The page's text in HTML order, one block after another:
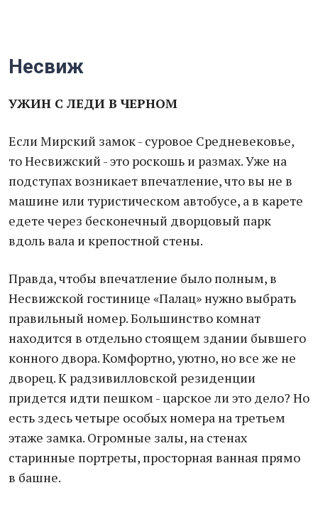
Несвиж
УЖИН С ЛЕДИ В ЧЕРНОМ
Если Мирский замок - суровое Средневековье,
то Несвижский - это роскошь и размах. Уже на
подступах возникает впечатление, что вы не в
машине или туристическом автобусе, а в карете
едете через бесконечный дворцовый парк
вдоль вала и крепостной стены.
Правда, чтобы впечатление было полным, в
Несвижской гостинице «Палац» нужно выбрать
правильный номер. Большинство комнат
находится в отдельно стоящем здании бывшего
конного двора. Комфортно, уютно, но все же не
дворец. К радзивилловской резиденции
придется идти пешком - царское ли это дело? Но
есть здесь четыре особых номера на третьем
этаже замка. Огромные залы, на стенах
старинные портреты, просторная ванная прямо
в башне.